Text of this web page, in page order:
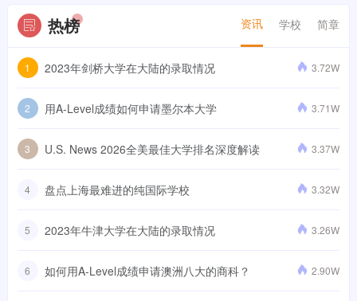
热榜 资讯 学校 简章
1 2023年剑桥大学在大陆的录取情况 3.72W
2 用A-Level成绩如何申请墨尔本大学 3.71W
3 U.S. News 2026全美最佳大学排名深度解读 3.37W
4 盘点上海最难进的纯国际学校 3.32W
5 2023年牛津大学在大陆的录取情况 3.26W
6 如何用A-Level成绩申请澳洲八大的商科？ 2.90W